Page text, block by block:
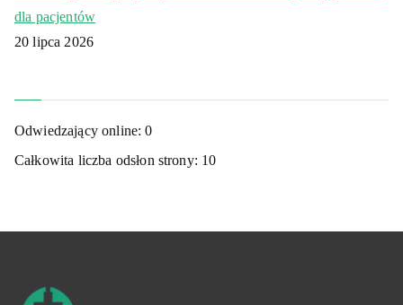
dla pacjentów
20 lipca 2026
Odwiedzający online:0
Całkowita liczba odsłon strony: 10